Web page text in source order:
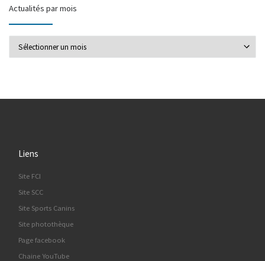
Actualités par mois
Liens
Site FCI
Site SCC
Site Sports Canins
Site photothèque
Page facebook
Chaine YouTube